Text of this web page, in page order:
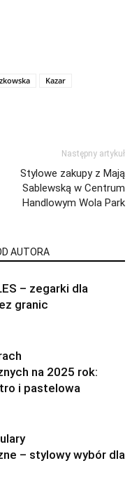
Kazar
Następny artykuł
Stylowe zakupy z Mają
Sablewską w Centrum
Handlowym Wola Park
AUTORA
– zegarki dla
granic
na 2025 rok:
i pastelowa
– stylowy wybór dla